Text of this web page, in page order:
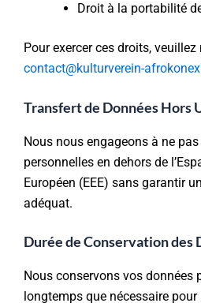
Droit à la portabilité
Pour exercer ces droits,
contact@kulturverein-
Transfert de Données Hors
Nous nous engageons à ne
personnelles en dehors de
Européen (EEE) sans garantir
adéquat.
Durée de Conservation des
Nous conservons vos données
longtemps que nécessaire